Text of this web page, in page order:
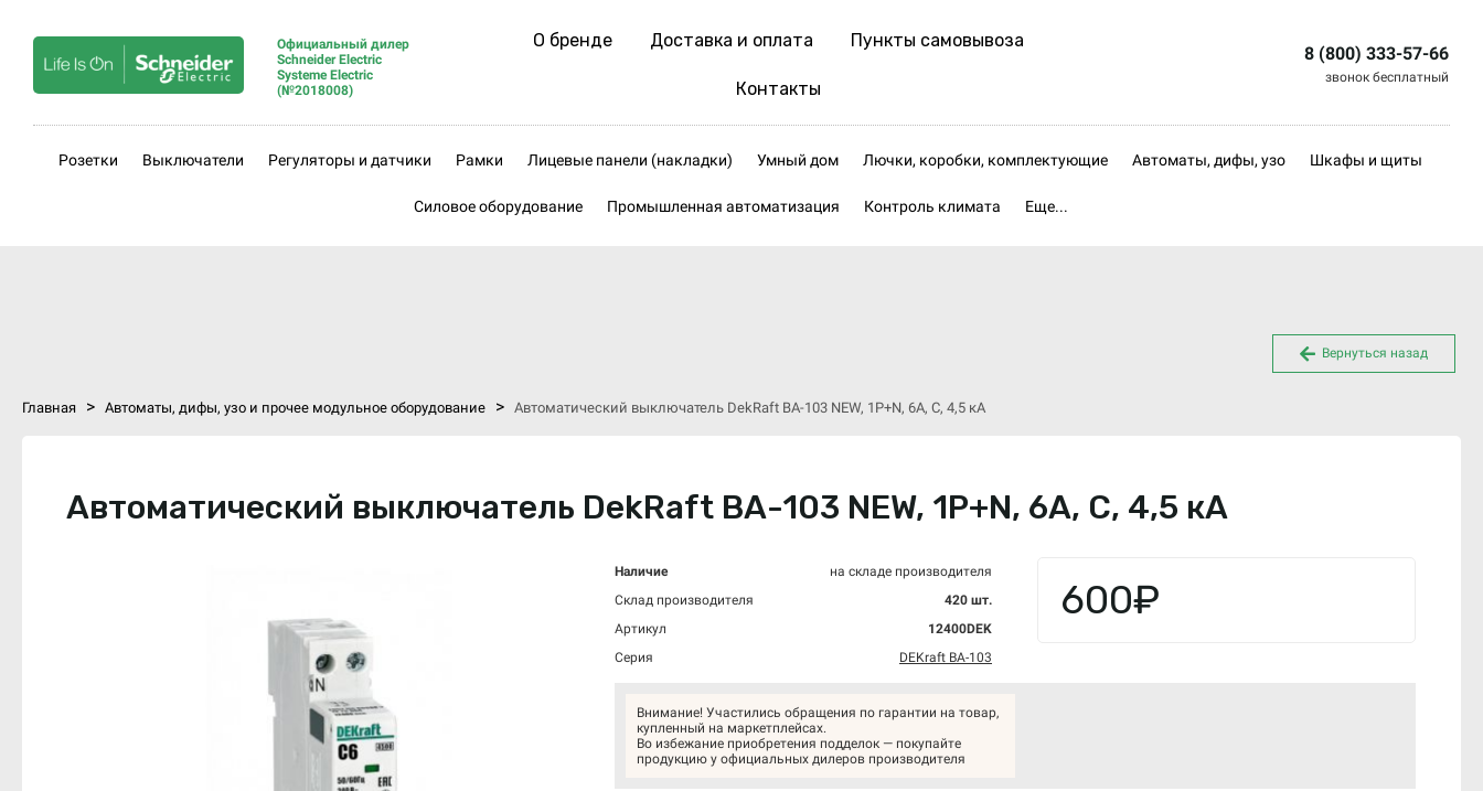
Официальный дилер
Schneider Electric
Systeme Electric
(№2018008)
О бренде Доставка и оплата Пункты самовывоза
Контакты
8 (800) 333-57-66
звонок бесплатный
Розетки Выключатели Регуляторы и датчики Рамки Лицевые панели (накладки) Умный дом Лючки, коробки, комплектующие Автоматы, дифы, узо Шкафы и щиты
Силовое оборудование Промышленная автоматизация Контроль климата Еще...
Вернуться назад
Главная > Автоматы, дифы, узо и прочее модульное оборудование > Автоматический выключатель DekRaft ВА-103 NEW, 1P+N, 6А, С, 4,5 кА
Автоматический выключатель DekRaft ВА-103 NEW, 1P+N, 6А, С, 4,5 кА
Наличие
на складе производителя
Склад производителя
420 шт.
Артикул
12400DEK
Серия
DEKraft ВА-103
600₽
Внимание! Участились обращения по гарантии на товар,
купленный на маркетплейсах.
Во избежание приобретения подделок — покупайте
продукцию у официальных дилеров производителя